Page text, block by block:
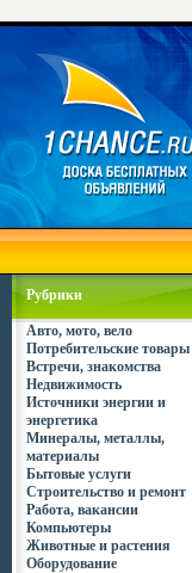
Рубрики
Авто, мото, вело
Потребительские товары
Встречи, знакомства
Недвижимость
Источники энергии и
энергетика
Минералы, металлы,
материалы
Бытовые услуги
Строительство и ремонт
Работа, вакансии
Компьютеры
Животные и растения
Оборудование